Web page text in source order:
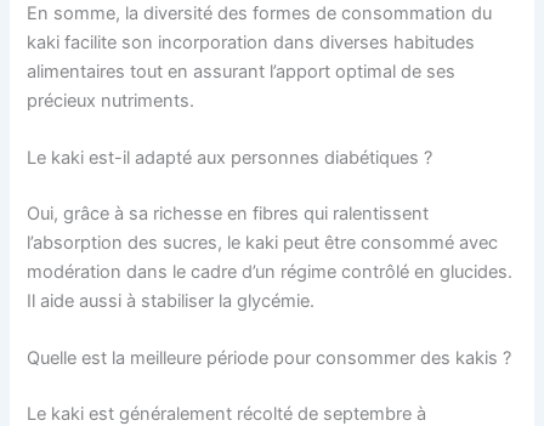
En somme, la diversité des formes de consommation du
kaki facilite son incorporation dans diverses habitudes
alimentaires tout en assurant l’apport optimal de ses
précieux nutriments.
Le kaki est-il adapté aux personnes diabétiques ?
Oui, grâce à sa richesse en fibres qui ralentissent
l’absorption des sucres, le kaki peut être consommé avec
modération dans le cadre d’un régime contrôlé en glucides.
Il aide aussi à stabiliser la glycémie.
Quelle est la meilleure période pour consommer des kakis ?
Le kaki est généralement récolté de septembre à